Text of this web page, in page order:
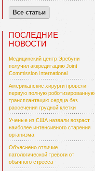
Все статьи
ПОСЛЕДНИЕ
НОВОСТИ
Медицинский центр Эребуни
получил аккредитацию Joint
Commission International
Американские хирурги провели
первую полную роботизированную
трансплантацию сердца без
рассечения грудной клетки
Ученые из США назвали возраст
наиболее интенсивного старения
организма
Объяснено отличие
патологической тревоги от
обычного стресса